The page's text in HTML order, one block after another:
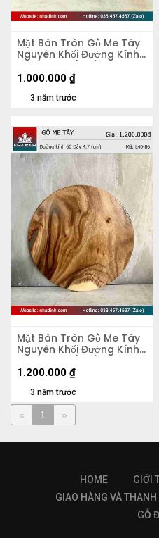
Mặt Bàn Tròn Gỗ Me Tây
Nguyên Khối Đường Kính
58 Dày 4,2 (cm)
3 năm trước
1.000.000 ₫
Mặt Bàn Tròn Gỗ Me Tây
Nguyên Khối Đường Kính
60 Dày 4.5 (cm)
3 năm trước
1.200.000 ₫
« 1 »
HOME GIỚI
GIAO HÀNG VÀ THANH
GỖ